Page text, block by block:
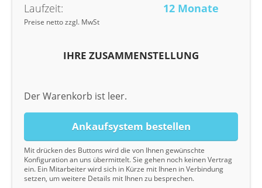
Laufzeit:
12 Monate
Preise netto zzgl. MwSt
IHRE ZUSAMMENSTELLUNG
Der Warenkorb ist leer.
Ankaufsystem bestellen
Mit drücken des Buttons wird die von Ihnen gewünschte
Konfiguration an uns übermittelt. Sie gehen noch keinen Vertrag
ein. Ein Mitarbeiter wird sich in Kürze mit Ihnen in Verbindung
setzen, um weitere Details mit Ihnen zu besprechen.